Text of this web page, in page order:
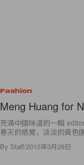
Fashion
Meng Huang for
充滿中國味道的一輯
春天的感覺，淡淡的黃色
By Staff/2012年3月29日